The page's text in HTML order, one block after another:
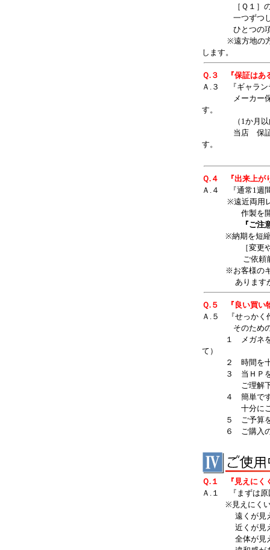
［Ｑ１］の［
一つずつしな
ひとつの項目
※遠方地の方は
します。
Ｑ.３ 『保証はあ
Ａ.３ 『ギャラン
メーカー保証付
す。
（1か月以
当店 保証付レ
す。
Ｑ.４ 『出来上が
Ａ.４ 『通常1週
※遠近両用レン
作製を開始し
『ご
※納期を短縮す
［変更やキャ
ご依頼前に、
※お客様のキャ
ありますがそ
Ｑ.５ 『良い買い
Ａ.５ 『せっかく
そのためのポ
１ メガネを出
て）
２ 時間を十分
３ 当ＨＰを［
ご理解下さい
４ 簡単です！
十分にご説明
５ ご予算を明
６ ご購入のつ
Ｑ.１ 『見えにく
Ａ.１ 『まずは原
※見えにくいと
遠くが見えな
近くが見えに
全体が見えな